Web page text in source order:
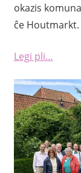
okazis
ĉe Houtmarkt.
Legi pli…